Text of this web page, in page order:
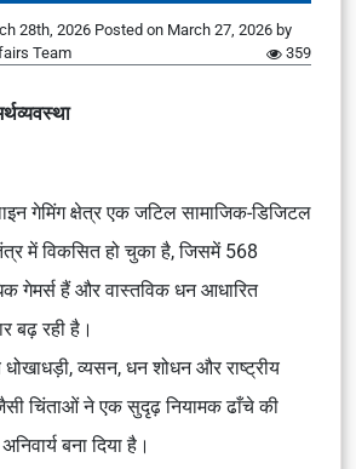
28th, 2026 Posted on March 27, 2026 by
Team
359
गेमिंग क्षेत्र एक जटिल सामाजिक-डिजिटल
में विकसित हो चुका है, जिसमें 568
गेमर्स हैं और वास्तविक धन आधारित
बढ़ रही है।
धोखाधड़ी, व्यसन, धन शोधन और राष्ट्रीय
चिंताओं ने एक सुदृढ़ नियामक ढाँचे की
बना दिया है।